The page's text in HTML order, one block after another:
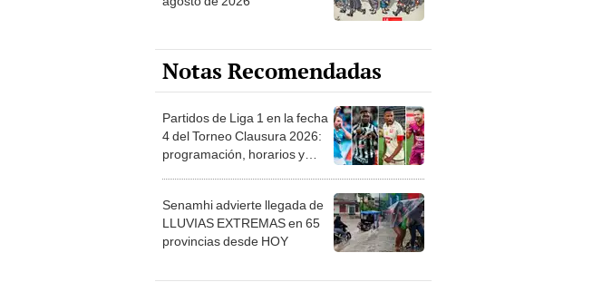
Notas Recomendadas
Partidos de Liga 1 en la fecha
4 del Torneo Clausura 2026:
programación, horarios y
Senamhi advierte llegada de
LLUVIAS EXTREMAS en 65
provincias desde HOY